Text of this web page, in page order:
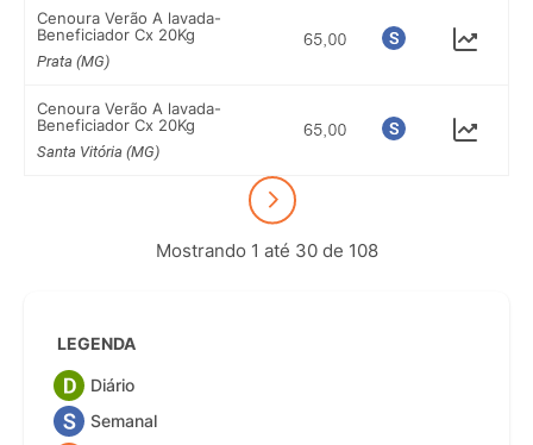
Cenoura Verão A lavada-
Beneficiador Cx 20Kg
Prata (MG)
Cenoura Verão A lavada-
Beneficiador Cx 20Kg
Santa Vitória (MG)
Mostrando 1 até 30 de 108
LEGENDA
Diário
Semanal